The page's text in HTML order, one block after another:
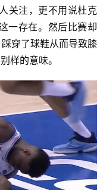
关注，更不用说杜克
一存在。然后比赛却
穿了球鞋从而导致膝
样的意味。